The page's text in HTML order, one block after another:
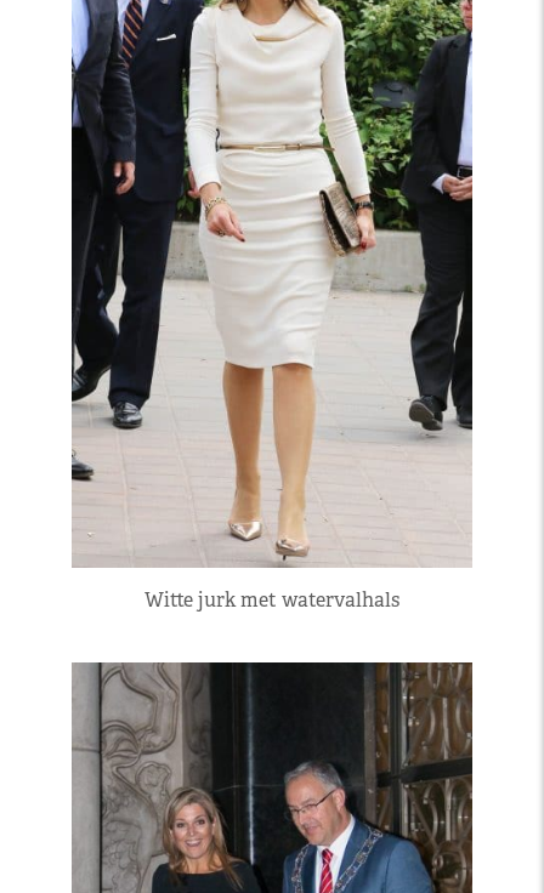
Witte jurk met watervalhals